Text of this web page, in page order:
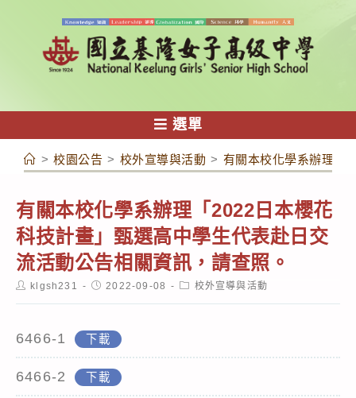
容
選單
> 校園公告 > 校外宣導與活動 > 有關本校化學系辦理「
有關本校化學系辦理「2022日本櫻花
科技計畫」甄選高中學生代表赴日交
流活動公告相關資訊，請查照。
Postklgsh231
Post2022-09-08
Post校外宣導與活動
6466-1 下載
6466-2 下載